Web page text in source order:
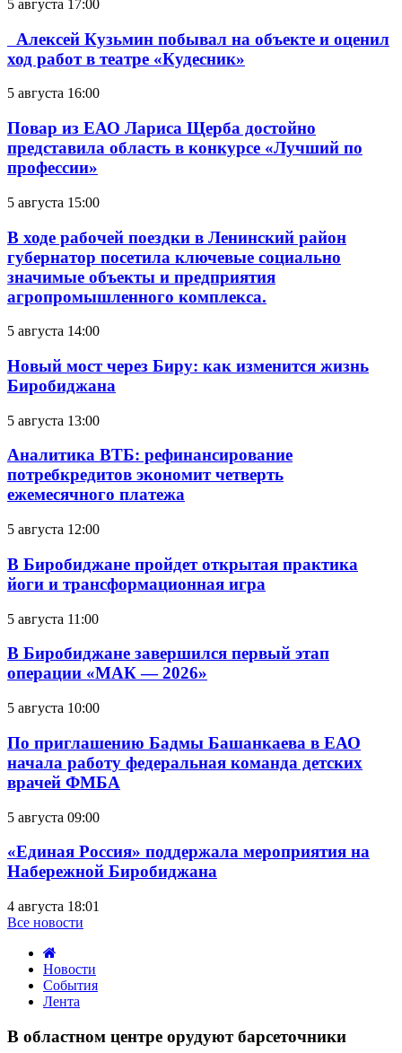
5 августа 17:00
Алексей Кузьмин побывал на объекте и оценил
ход работ в театре «Кудесник»
5 августа 16:00
Повар из ЕАО Лариса Щерба достойно
представила область в конкурсе «Лучший по
профессии»
5 августа 15:00
В ходе рабочей поездки в Ленинский район
губернатор посетила ключевые социально
значимые объекты и предприятия
агропромышленного комплекса.
5 августа 14:00
Новый мост через Биру: как изменится жизнь
Биробиджана
5 августа 13:00
Аналитика ВТБ: рефинансирование
потребкредитов экономит четверть
ежемесячного платежа
5 августа 12:00
В Биробиджане пройдет открытая практика
йоги и трансформационная игра
5 августа 11:00
В Биробиджане завершился первый этап
операции «МАК — 2026»
5 августа 10:00
По приглашению Бадмы Башанкаева в ЕАО
начала работу федеральная команда детских
врачей ФМБА
5 августа 09:00
«Единая Россия» поддержала мероприятия на
Набережной Биробиджана
4 августа 18:01
Все новости
Новости
События
Лента
областном
В областном центре орудуют барсеточники